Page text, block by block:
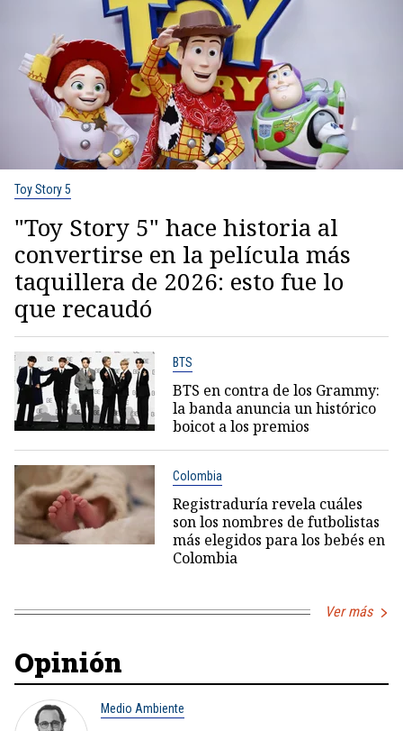
Toy Story 5
"Toy Story 5" hace historia al
convertirse en la película más
taquillera de 2026: esto fue lo
que recaudó
BTS
BTS en contra de los Grammy:
la banda anuncia un histórico
boicot a los premios
Colombia
Registraduría revela cuáles
son los nombres de futbolistas
más elegidos para los bebés en
Colombia
Ver más
Opinión
Medio Ambiente